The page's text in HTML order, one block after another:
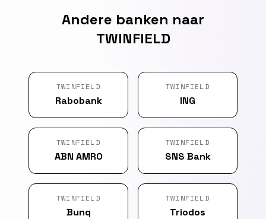
Andere banken naar
TWINFIELD
TWINFIELD
Rabobank
TWINFIELD
ING
TWINFIELD
ABN AMRO
TWINFIELD
SNS Bank
TWINFIELD
Bunq
TWINFIELD
Triodos